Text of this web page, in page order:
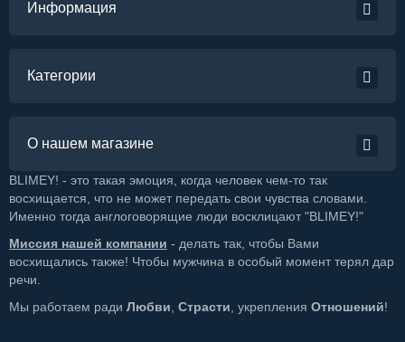
Информация
Категории
О нашем магазине
BLIMEY! - это такая эмоция, когда человек чем-то так
восхищается, что не может передать свои чувства словами.
Именно тогда англоговорящие люди восклицают "BLIMEY!"
Миссия нашей компании - делать так, чтобы Вами
восхищались также! Чтобы мужчина в особый момент терял дар
речи.
Мы работаем ради Любви Страсти , укрепления Отношений!